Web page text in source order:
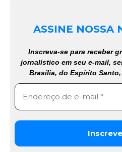
ASSINE NOSSA
Inscreva-se para receber
jornalístico em seu e-mail,
Brasília, do Espírito